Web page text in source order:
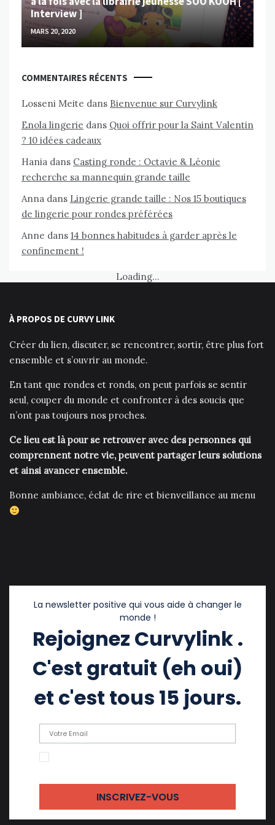
Interview ]
MARS 20, 2020
COMMENTAIRES RÉCENTS
Losseni Meite dans Bienvenue sur Curvylink
Enola lingerie dans Quoi offrir pour la Saint Valentin
? 10 idées cadeaux
Hania dans Casting ronde : Octavie & Léonie
recherche sa mannequin grande taille
Anna dans Lingerie grande taille : Nos 15 boutiques
de lingerie pour rondes préférées
Anne dans 14 bonnes habitudes à garder après le
confinement !
Loading...
À PROPOS DE CURVY LINK
Créer du lien, discuter, se rencontrer, sortir, être plus fort
ensemble et s’ouvrir au monde.
En tant que rondes et ronds, on peut parfois se sentir
seul, couper du monde et confronter à des soucis que
n’ont pas toujours nos proches.
Ce lieu est là pour se retrouver avec des personnes qui
comprennent notre vie, peuvent partager leurs solutions
et ainsi avancer ensemble.
Bonne ambiance, éclat de rire et bienveillance au menu
La newsletter positive qui vous aide à changer le
monde !
Rejoignez Curvylink .
C'est gratuit (eh oui)
et c'est tous 15 jours.